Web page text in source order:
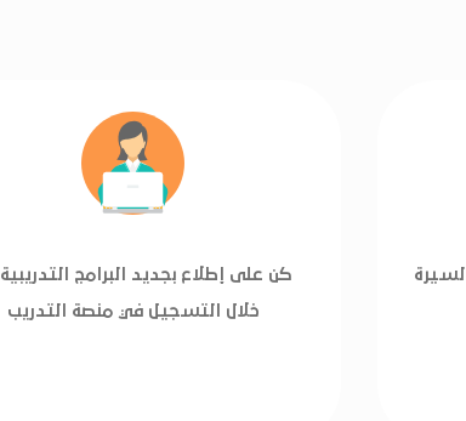
كن على إطلاع بجديد البرامج
خلال التسجيل في منصة التدريب